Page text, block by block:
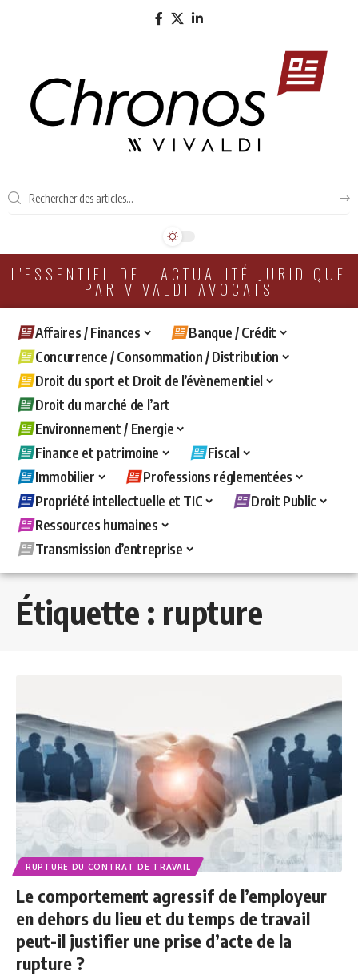
L'ESSENTIEL DE L'ACTUALITÉ JURIDIQUE
PAR VIVALDI AVOCATS
Affaires / Finances
Banque / Crédit
Concurrence / Consommation / Distribution
Droit du sport et Droit de l’évènementiel
Droit du marché de l’art
Environnement / Energie
Finance et patrimoine
Fiscal
Immobilier
Professions réglementées
Propriété intellectuelle et TIC
Droit Public
Ressources humaines
Transmission d’entreprise
Étiquette : rupture
RUPTURE DU CONTRAT DE TRAVAIL
Le comportement agressif de l’employeur
en dehors du lieu et du temps de travail
peut-il justifier une prise d’acte de la
rupture ?